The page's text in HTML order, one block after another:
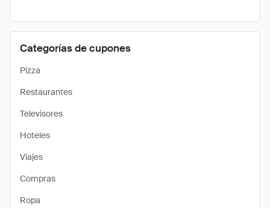
Categorías de cupones
Pizza
Restaurantes
Televisores
Hoteles
Viajes
Compras
Ropa